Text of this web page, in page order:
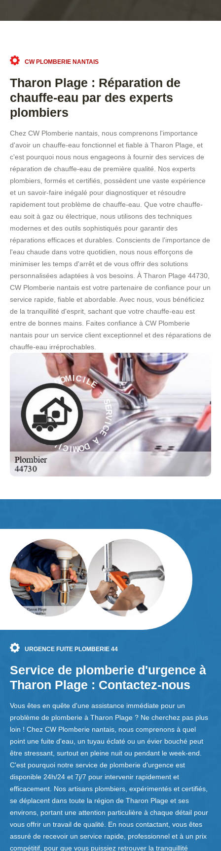
CW PLOMBERIE NANTAIS
Tharon Plage : Réparation de
chauffe-eau par des experts
plombiers
Chez CW Plomberie nantais, nous comprenons l'importance
d'avoir un chauffe-eau fonctionnel et fiable à Tharon Plage, et
c'est pourquoi nous nous engageons à fournir des services de
réparation de chauffe-eau de première qualité. Nos experts
plombiers, formés et certifiés, possèdent une vaste expérience
et un savoir-faire inégalé pour diagnostiquer et résoudre
rapidement tout problème de chauffe-eau. Que votre chauffe-
eau soit à gaz ou électrique, nous utilisons des techniques
modernes et des outils sophistiqués pour garantir des
réparations efficaces et durables. Conscients de l'importance de
l'eau chaude dans votre quotidien, nous nous efforçons de
minimiser les temps d'arrêt et de vous offrir des solutions
personnalisées adaptées à vos besoins. À Tharon Plage 44730,
CW Plomberie nantais est votre partenaire de confiance pour un
service rapide, fiable et abordable. Avec nous, vous bénéficiez
de la tranquillité d'esprit, sachant que votre chauffe-eau est
entre de bonnes mains. Faites confiance à CW Plomberie
nantais pour un service client exceptionnel et des réparations de
chauffe-eau irréprochables.
S
E
R
V
I
E
À
DO
MICIL E -
S
E
R
V
I
C
E
À
D
O
M
I
C
I
L
E
-
URGENCE FUITE PLOMBERIE 44
Service de plomberie d'urgence à
Tharon Plage : Contactez-nous
Vous êtes en quête d'une assistance immédiate pour un
problème de plomberie à Tharon Plage ? Ne cherchez pas plus
loin ! Chez CW Plomberie nantais, nous comprenons à quel
point une fuite d'eau, un tuyau éclaté ou un évier bouché peut
être stressant, surtout en pleine nuit ou pendant le week-end.
C'est pourquoi notre service de plomberie d'urgence est
disponible 24h/24 et 7j/7 pour intervenir rapidement et
efficacement. Nos artisans plombiers, expérimentés et certifiés,
se déplacent dans toute la région de Tharon Plage et ses
environs, portant une attention particulière à chaque détail pour
vous offrir un travail de qualité. En nous contactant, vous êtes
assuré de recevoir un service rapide, professionnel et à un prix
compétitif, pour que vous puissiez retrouver la tranquillité